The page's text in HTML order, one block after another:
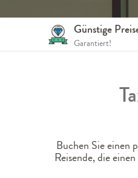
Günstige
Garantiert!
Buchen Sie einen
Reisende, die